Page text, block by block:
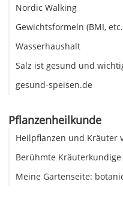
Nordic Walking
Gewichtsformeln (BMI,
Wasserhaushalt
Salz ist gesund und
gesund-speisen.de
Pflanzenheilkunde
Heilpflanzen und Kräuter
Berühmte Kräuterkundige
Meine Gartenseite: